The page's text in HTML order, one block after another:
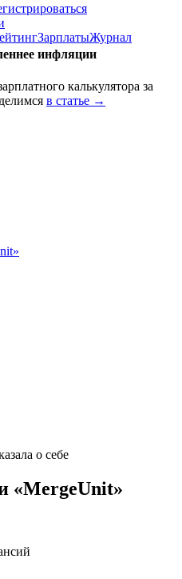
ЗарплатыЖурнал
инфляции
калькулятора за
в статье →
о себе
«MergeUnit»